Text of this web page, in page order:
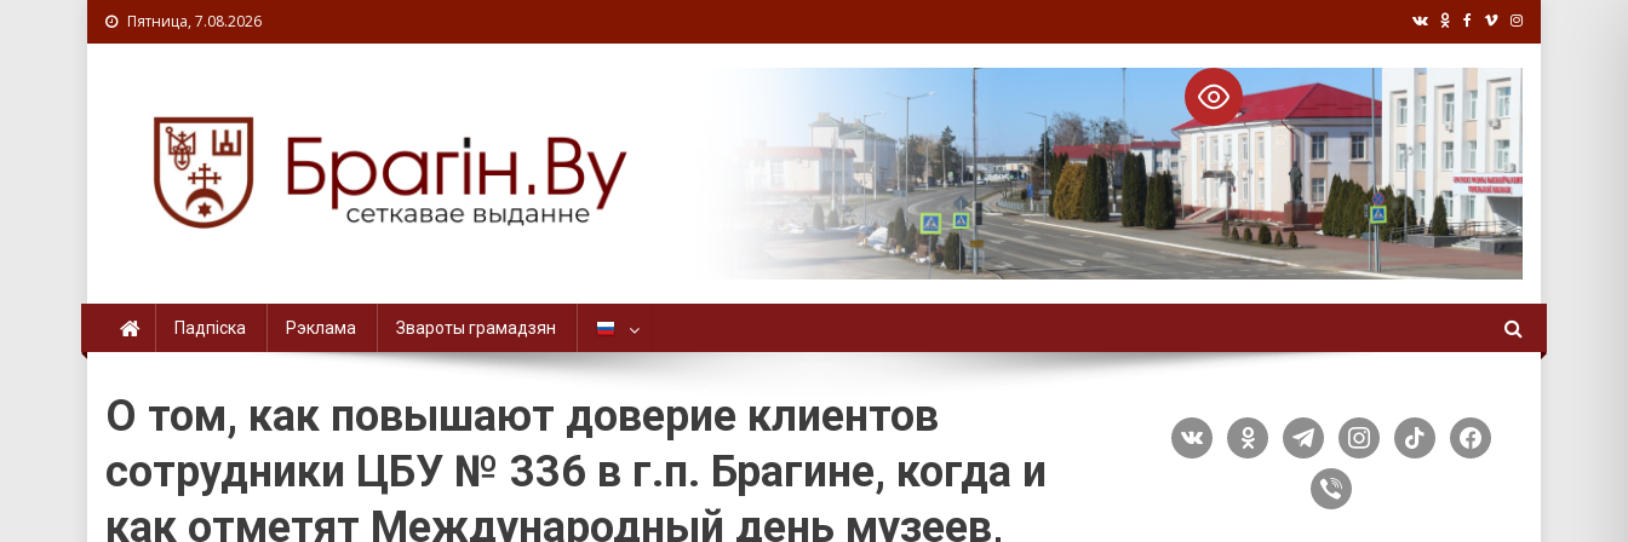
Пятница, 7.08.2026
Падпіска Рэклама Звароты грамадзян
О том, как повышают доверие клиентов
сотрудники ЦБУ № 336 в г.п. Брагине, когда и
как отметят Международный день музеев,
vkontakteodnoklassniki
telegraminstagram
tiktok facebook
viber